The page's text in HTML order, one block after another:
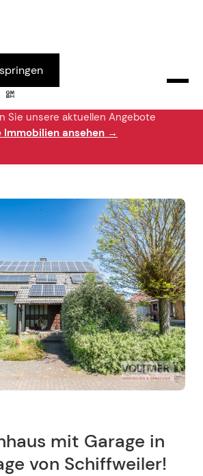
vermittelt
Sie unsere aktuellen Angebote
Immobilien ansehen →
von Schiffweiler!